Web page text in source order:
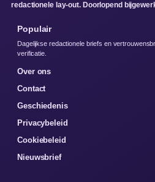
redactionele lay-out. Doorlopend
Populair
Dagelijkse redactionele briefs en
verificatie.
Over ons
Contact
Geschiedenis
Privacybeleid
Cookiebeleid
Nieuwsbrief